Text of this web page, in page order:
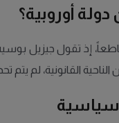
أوروبية؟
إذ تقول جيزيل
القانونية، لم